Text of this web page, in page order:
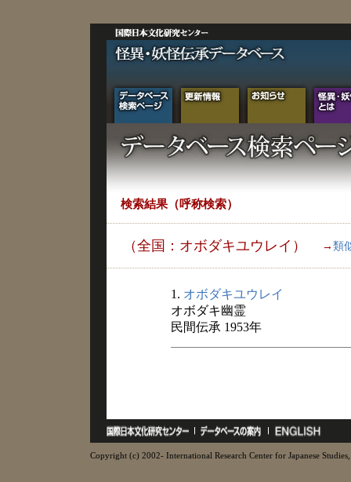
検索結果（呼称検索）
（全国：オボダキユウレイ） → 類
1. オボダキユウレイ
オボダキ幽霊
民間伝承 1953年
Copyright (c) 2002- International Research Center for Japanese